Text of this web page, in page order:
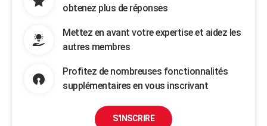
obtenez plus de réponses
Mettez en avant votre expertise et aidez les
autres membres
Profitez de nombreuses fonctionnalités
supplémentaires en vous inscrivant
S'INSCRIRE